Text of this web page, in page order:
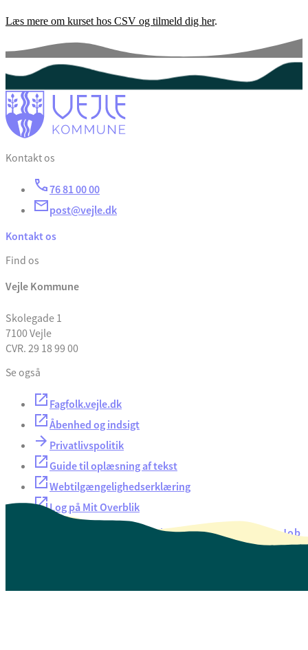
Læs mere om kurset hos CSV og tilmeld dig her.
Kontakt os
76 81 00 00
post@vejle.dk
Kontakt os
Find os
Vejle Kommune
Skolegade 1
7100 Vejle
CVR. 29 18 99 00
Se også
Fagfolk.vejle.dk
Åbenhed og indsigt
Privatlivspolitik
Guide til oplæsning af tekst
Webtilgængelighedserklæring
Log på Mit Overblik
Oversigt over selvbetjeningJob